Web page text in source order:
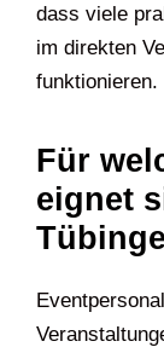
dass viele
im direkten
funktionieren.
Für
eignet